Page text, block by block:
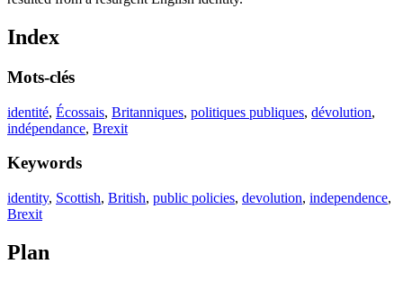
Index
Mots-clés
identité, Écossais, Britanniques, politiques publiques, dévolution,
indépendance, Brexit
Keywords
identity, Scottish, British, public policies, devolution, independence,
Brexit
Plan